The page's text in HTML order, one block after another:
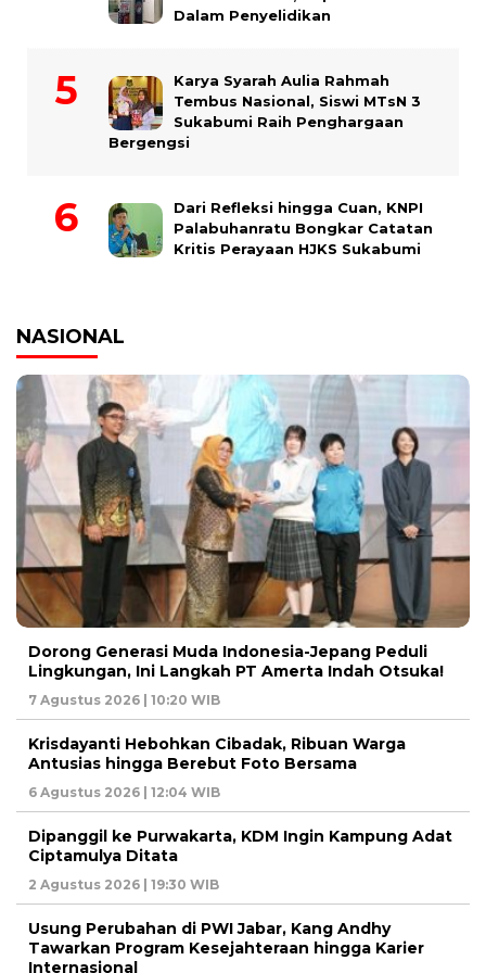
Dalam Penyelidikan
Karya Syarah Aulia Rahmah
Tembus Nasional, Siswi MTsN 3
Sukabumi Raih Penghargaan
Bergengsi
Dari Refleksi hingga Cuan, KNPI
Palabuhanratu Bongkar Catatan
Kritis Perayaan HJKS Sukabumi
NASIONAL
Dorong Generasi Muda Indonesia-Jepang Peduli
Lingkungan, Ini Langkah PT Amerta Indah Otsuka!
7 Agustus 2026 | 10:20 WIB
Krisdayanti Hebohkan Cibadak, Ribuan Warga
Antusias hingga Berebut Foto Bersama
6 Agustus 2026 | 12:04 WIB
Dipanggil ke Purwakarta, KDM Ingin Kampung Adat
Ciptamulya Ditata
2 Agustus 2026 | 19:30 WIB
Usung Perubahan di PWI Jabar, Kang Andhy
Tawarkan Program Kesejahteraan hingga Karier
Internasional